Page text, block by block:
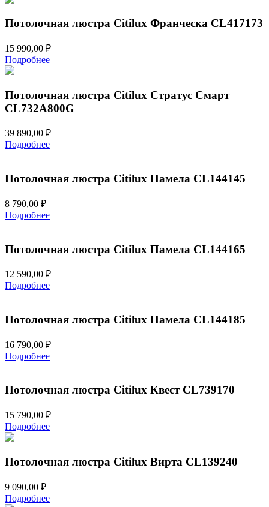
Потолочная люстра Citilux Франческа CL417173
15 990,00 ₽
Подробнее
Потолочная люстра Citilux Стратус Смарт
CL732A800G
39 890,00 ₽
Подробнее
Потолочная люстра Citilux Памела CL144145
8 790,00 ₽
Подробнее
Потолочная люстра Citilux Памела CL144165
12 590,00 ₽
Подробнее
Потолочная люстра Citilux Памела CL144185
16 790,00 ₽
Подробнее
Потолочная люстра Citilux Квест CL739170
15 790,00 ₽
Подробнее
Потолочная люстра Citilux Вирта CL139240
9 090,00 ₽
Подробнее